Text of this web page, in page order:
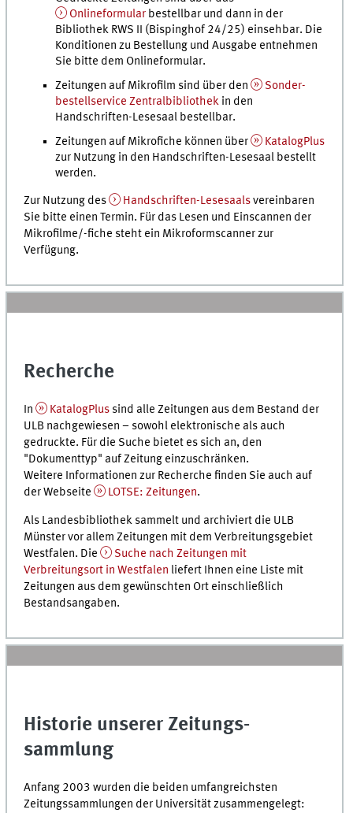
Onlineformular bestellbar und dann in der
Bibliothek RWS II
(Bispinghof 24/25) einsehbar. Die
Konditionen zu Bestellung und Ausgabe entnehmen
Sie bitte dem Onlineformular.
Zeitungen auf Mikrofilm sind über den
Sonder­
bestell­service Zentral­bibliothek in den
Handschriften-Lesesaal bestellbar.
Zeitungen auf Mikrofiche können über
KatalogPlus
zur Nutzung in den Handschriften-Lesesaal bestellt
werden.
Zur Nutzung des Handschriften-Lesesaalsvereinbaren
Sie bitte einen Termin. Für das Lesen und Einscannen der
Mikrofilme/-fiche steht ein Mikroformscanner zur
Verfügung.
Recherche
In KatalogPlus sind alle Zeitungen aus dem Bestand der
ULB nachgewiesen – sowohl elektronische als auch
gedruckte. Für die Suche bietet es sich an, den
"Dokumenttyp" auf Zeitung einzuschränken.
Weitere Informationen zur Recherche finden Sie auch auf
der Webseite
LOTSE: Zeitungen.
Als Landesbibliothek sammelt und archiviert die ULB
Münster vor allem Zeitungen mit dem Verbreitungsgebiet
Westfalen. Die
Suche nach Zeitungen mit
Verbreitungsort in Westfalen liefert Ihnen eine Liste mit
Zeitungen aus dem gewünschten Ort einschließlich
Bestandsangaben.
Historie unserer Zeitungs­
sammlung
Anfang 2003 wurden die beiden umfangreichsten
Zeitungs­sammlungen der Universität zusammengelegt: